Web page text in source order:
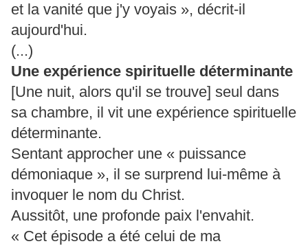
et la vanité que j'y voyais », décrit-il
aujourd'hui.
(...)
Une expérience spirituelle déterminante
[Une nuit, alors qu'il se trouve] seul dans
sa chambre, il vit une expérience spirituelle
déterminante.
Sentant approcher une « puissance
démoniaque », il se surprend lui-même à
invoquer le nom du Christ.
Aussitôt, une profonde paix l'envahit.
« Cet épisode a été celui de ma